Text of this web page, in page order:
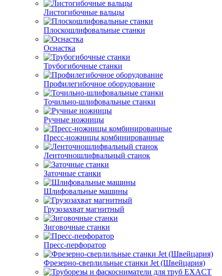
Листогибочные вальцы
Плоскошлифовальные станки
Оснастка
Трубогибочные станки
Профилегибочное оборудование
Точильно-шлифовальные станки
Ручные ножницы
Пресс-ножницы комбинированные
Ленточношлифвальный станок
Заточные станки
Шлифовальные машины
Грузозахват магнитный
Зиговочные станки
Пресс-перфоратор
Фрезерно-сверлильные станки Jet (Швейцария)